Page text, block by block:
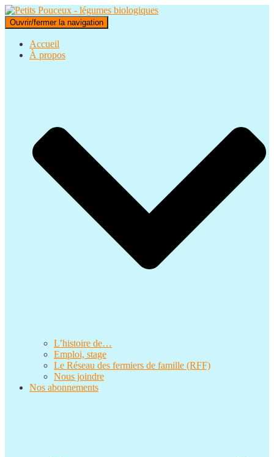
Ouvrir/fermer la navigation
Accueil
À propos
L’histoire de…
Emploi, stage
Le Réseau des fermiers de famille (RFF)
Nous joindre
Nos abonnements